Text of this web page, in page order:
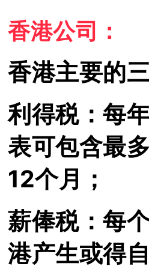
香港公司：
香港主要的
利得税：每
表可包含最
12个月；
薪俸税：每
港产生或得